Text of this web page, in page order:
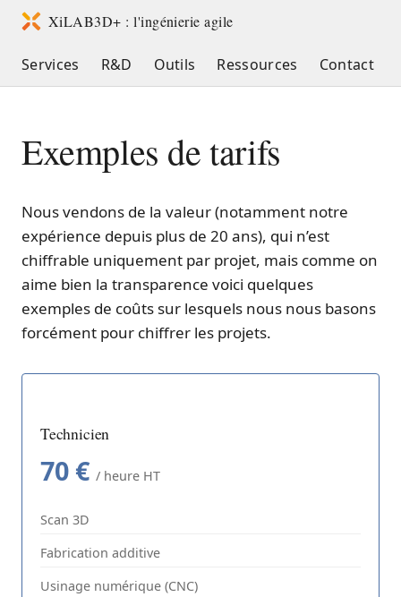
XiLAB3D+ : l'ingénierie agile
Services R&D Outils Ressources Contact
Exemples de tarifs
Nous vendons de la valeur (notamment notre
expérience depuis plus de 20 ans), qui n’est
chiffrable uniquement par projet, mais comme on
aime bien la transparence voici quelques
exemples de coûts sur lesquels nous nous basons
forcément pour chiffrer les projets.
Technicien
70 € / heure HT
Scan 3D
Fabrication additive
Usinage numérique (CNC)